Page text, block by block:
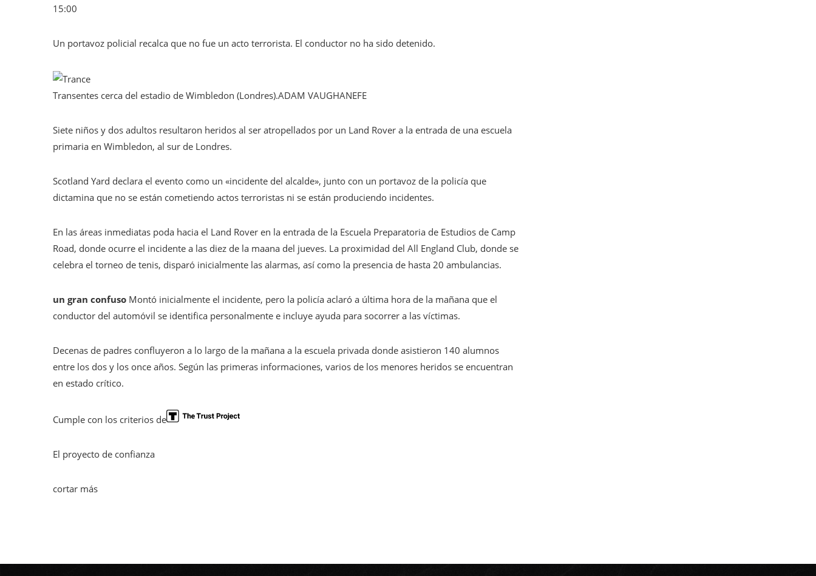
15:00
Un portavoz policial recalca que no fue un acto terrorista. El conductor no ha sido detenido.
Transentes cerca del estadio de Wimbledon (Londres).ADAM VAUGHANEFE
Siete niños y dos adultos resultaron heridos al ser atropellados por un Land Rover a la entrada de una escuela
primaria en Wimbledon, al sur de Londres.
Scotland Yard declara el evento como un «incidente del alcalde», junto con un portavoz de la policía que
dictamina que no se están cometiendo actos terroristas ni se están produciendo incidentes.
En las áreas inmediatas poda hacia el Land Rover en la entrada de la Escuela Preparatoria de Estudios de Camp
Road, donde ocurre el incidente a las diez de la maana del jueves. La proximidad del All England Club, donde se
celebra el torneo de tenis, disparó inicialmente las alarmas, así como la presencia de hasta 20 ambulancias.
un gran confuso Montó inicialmente el incidente, pero la policía aclaró a última hora de la mañana que el
conductor del automóvil se identifica personalmente e incluye ayuda para socorrer a las víctimas.
Decenas de padres confluyeron a lo largo de la mañana a la escuela privada donde asistieron 140 alumnos
entre los dos y los once años. Según las primeras informaciones, varios de los menores heridos se encuentran
en estado crítico.
Cumple con los criterios de
El proyecto de confianza
cortar más